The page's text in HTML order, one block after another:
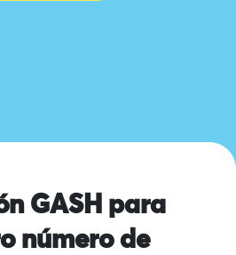
GASH para
número de